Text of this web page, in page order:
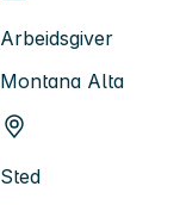
Arbeidsgiver
Montana Alta
Sted